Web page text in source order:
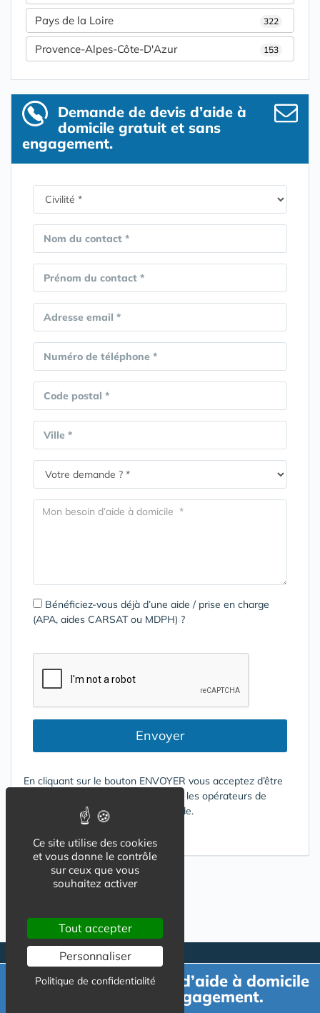
Pays de la Loire 322
Provence-Alpes-Côte-D'Azur 153
Demande de devis d’aide à
domicile gratuit et sans
engagement.
Nom du contact *
Prénom du contact *
Adresse email *
Numéro de téléphone *
Code postal *
Ville *
Bénéficiez-vous déjà d’une aide / prise en charge
(APA, aides CARSAT ou MDPH) ?
Envoyer
En cliquant sur le bouton ENVOYER vous acceptez d’être
contacté par mail ou téléphone par les opérateurs de
services répondant à votre demande.
Demande de devis d’aide à domicile
gratuit et sans engagement.
Ce site utilise des cookies
et vous donne le contrôle
sur ceux que vous
souhaitez activer
Tout accepter
Personnaliser
Politique de confidentialité